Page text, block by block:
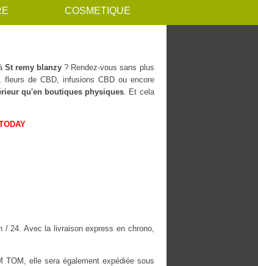
COSMETIQUE
St remy blanzy ? Rendez-vous sans plus
de CBD, infusions CBD ou encore
qu'en boutiques physiques . Et cela
24. Avec la livraison express en chrono,
elle sera également expédiée sous